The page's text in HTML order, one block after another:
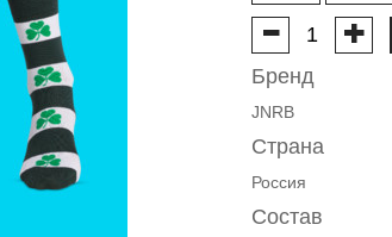
Бренд
JNRB
Страна
Россия
Состав